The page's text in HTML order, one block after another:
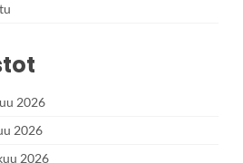
2026
2026
2026